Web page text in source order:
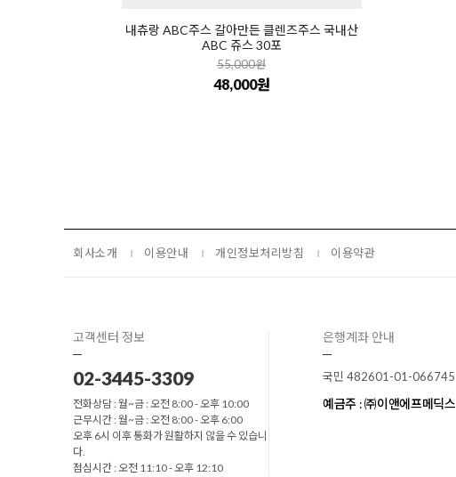
내츄랑 ABC주스 갈아만든 클렌즈주스 국내산
ABC 쥬스 30포
55,000원
48,000원
회사소개 이용안내 개인정보처리방침 이용약관
고객센터 정보
02-3445-3309
전화상담 : 월~금 : 오전 8:00 - 오후 10:00
근무시간 : 월~금 : 오전 8:00 - 오후 6:00
오후 6시 이후 통화가 원활하지 않을 수 있습니
다.
점심시간 : 오전 11:10 - 오후 12:10
은행계좌 안내
국민 482601-01-066745
예금주 : ㈜이앤에프메딕스